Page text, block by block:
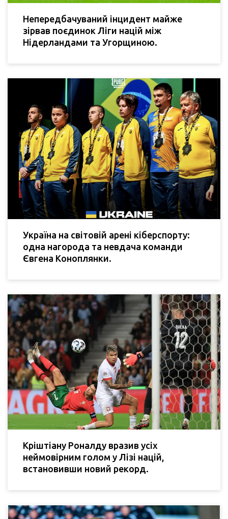
Непередбачуваний інцидент майже
зірвав поєдинок Ліги націй між
Нідерландами та Угорщиною.
Україна на світовій арені кіберспорту:
одна нагорода та невдача команди
Євгена Коноплянки.
Кріштіану Роналду вразив усіх
неймовірним голом у Лізі націй,
встановивши новий рекорд.